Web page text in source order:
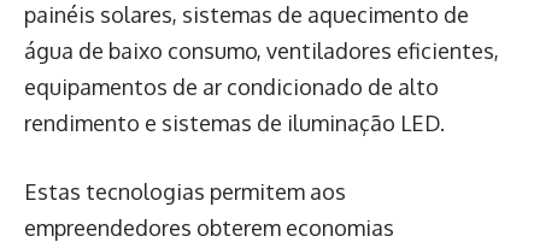
painéis solares, sistemas de aquecimento de
água de baixo consumo, ventiladores eficientes,
equipamentos de ar condicionado de alto
rendimento e sistemas de iluminação LED.
Estas tecnologias permitem aos
empreendedores obterem economias